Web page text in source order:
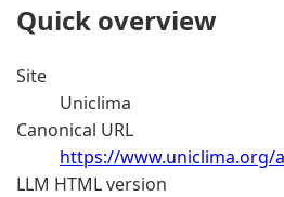
Quick overview
Site
Uniclima
Canonical URL
https://www.uniclima.org/
LLM HTML version